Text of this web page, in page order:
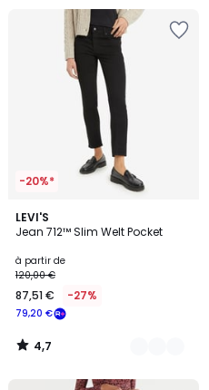
-20%*
LEVI'S
Jean 712™ Slim Welt Pocket
à partir de
79,20 €
120,00 €
87,51 € -27%
4,7
/ 5
5
Couleurs
4,7
/